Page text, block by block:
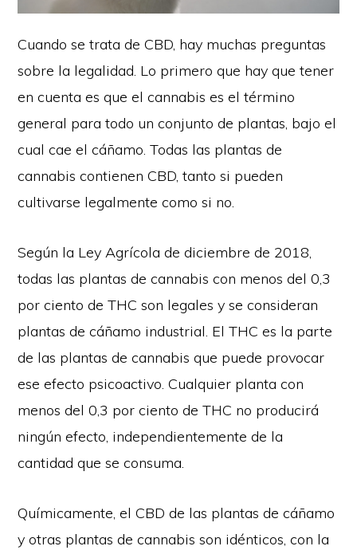
Cuando se trata de CBD, hay muchas preguntas
sobre la legalidad. Lo primero que hay que tener
en cuenta es que el cannabis es el término
general para todo un conjunto de plantas, bajo el
cual cae el cáñamo. Todas las plantas de
cannabis contienen CBD, tanto si pueden
cultivarse legalmente como si no.
Según la Ley Agrícola de diciembre de 2018,
todas las plantas de cannabis con menos del 0,3
por ciento de THC son legales y se consideran
plantas de cáñamo industrial. El THC es la parte
de las plantas de cannabis que puede provocar
ese efecto psicoactivo. Cualquier planta con
menos del 0,3 por ciento de THC no producirá
ningún efecto, independientemente de la
cantidad que se consuma.
Químicamente, el CBD de las plantas de cáñamo
y otras plantas de cannabis son idénticos, con la